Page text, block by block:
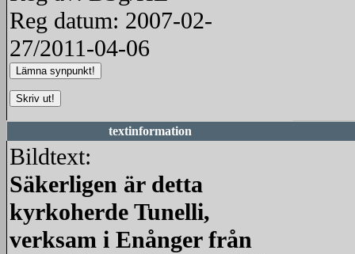
Reg datum: 2007-02-
27/2011-04-06
textinformation
Bildtext:
Säkerligen är detta
kyrkoherde Tunelli,
verksam i Enånger från